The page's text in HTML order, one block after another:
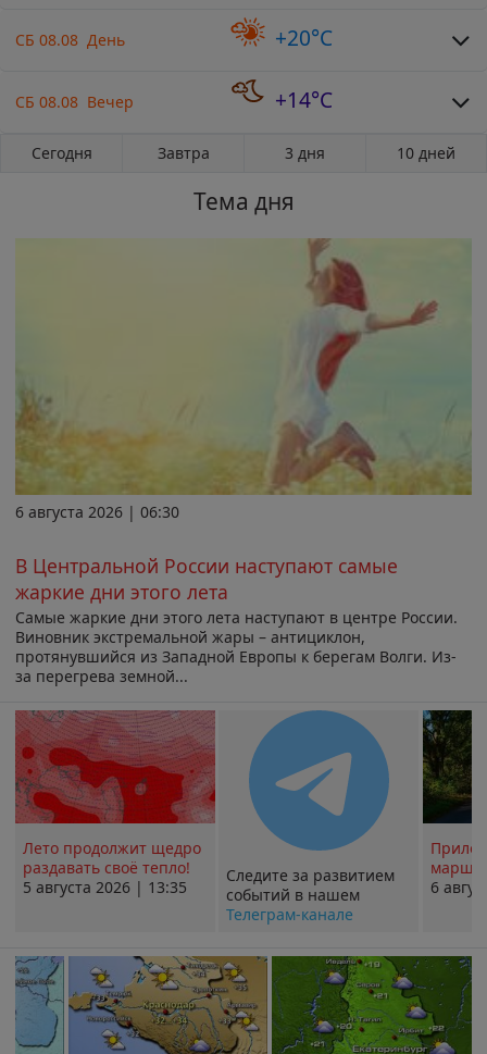
СБ 08.08 День +20°C
СБ 08.08 Вечер +14°C
Сегодня Завтра 3 дня 10 дней
Тема дня
6 августа 2026 | 06:30
В Центральной России наступают самые
жаркие дни этого лета
Самые жаркие дни этого лета наступают в центре России.
Виновник экстремальной жары – антициклон,
протянувшийся из Западной Европы к берегам Волги. Из-
за перегрева земной...
Лето продолжит щедро
раздавать своё тепло!
5 августа 2026 | 13:35
Следите за развитием
событий в нашем
Телеграм-канале
6